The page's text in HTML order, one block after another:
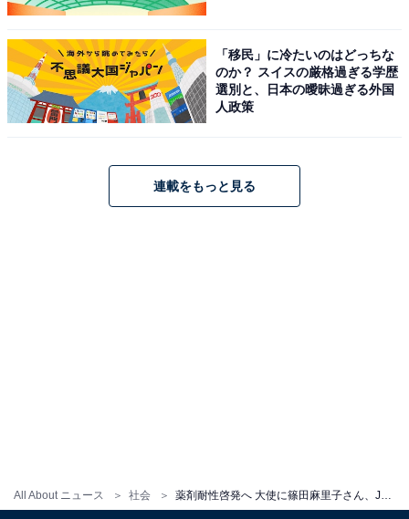
All About ニュース 社会
の中でも「切り札」的な存在であり、「この抗生物質が
効かない菌が存在するということは、医療者からみると
尋常ではない」としている。
威
「移民」に冷たいのはどっちな
のか？ スイスの厳格過ぎる学歴
選別と、日本の曖昧過ぎる外国
人政策
連載をもっと見る